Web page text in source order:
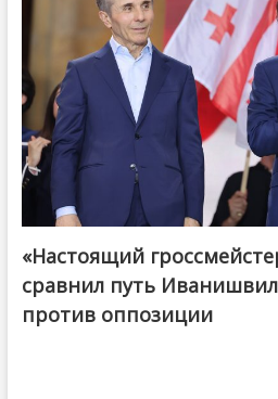
@ქართული ოცნება / Georgian
«Настоящий
сравнил путь
против оппозиции